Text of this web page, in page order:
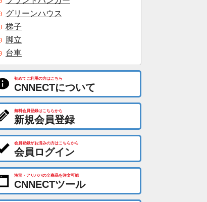
グリーンハウス
梯子
脚立
台車
初めてご利用の方はこちら
CNNECTについて
無料会員登録はこちらから
新規会員登録
会員登録がお済みの方はこちらから
会員ログイン
淘宝・アリババの全商品を注文可能
CNNECTツール